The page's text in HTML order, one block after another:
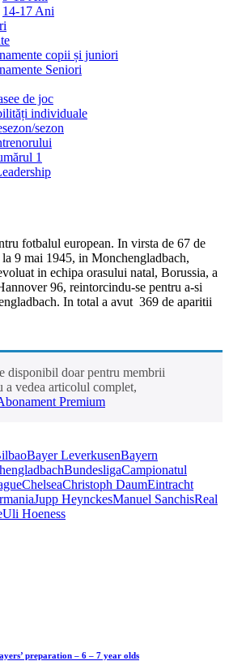
14-17 Ani
copii și juniori
Seniori
de joc
individuale
sezon
1
fotbalul european. In virsta de 67 de
9 mai 1945, in Monchengladbach,
in echipa orasului natal, Borussia, a
96, reintorcindu-se pentru a-si
In total a avut 369 de aparitii
disponibil doar pentru membrii
a vedea articolul complet,
Premium
Bayer LeverkusenBayern
BundesligaCampionatul
ChelseaChristoph DaumEintracht
Jupp HeynckesManuel SanchisReal
Uli Hoeness
preparation – 6 – 7 year olds